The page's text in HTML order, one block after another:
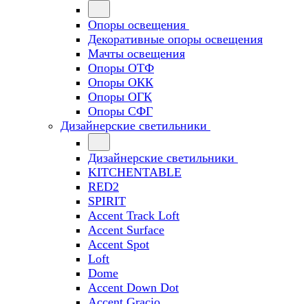
Опоры освещения
Декоративные опоры освещения
Мачты освещения
Опоры ОТФ
Опоры ОКК
Опоры ОГК
Опоры СФГ
Дизайнерские светильники
Дизайнерские светильники
KITCHENTABLE
RED2
SPIRIT
Accent Track Loft
Accent Surface
Accent Spot
Loft
Dome
Accent Down Dot